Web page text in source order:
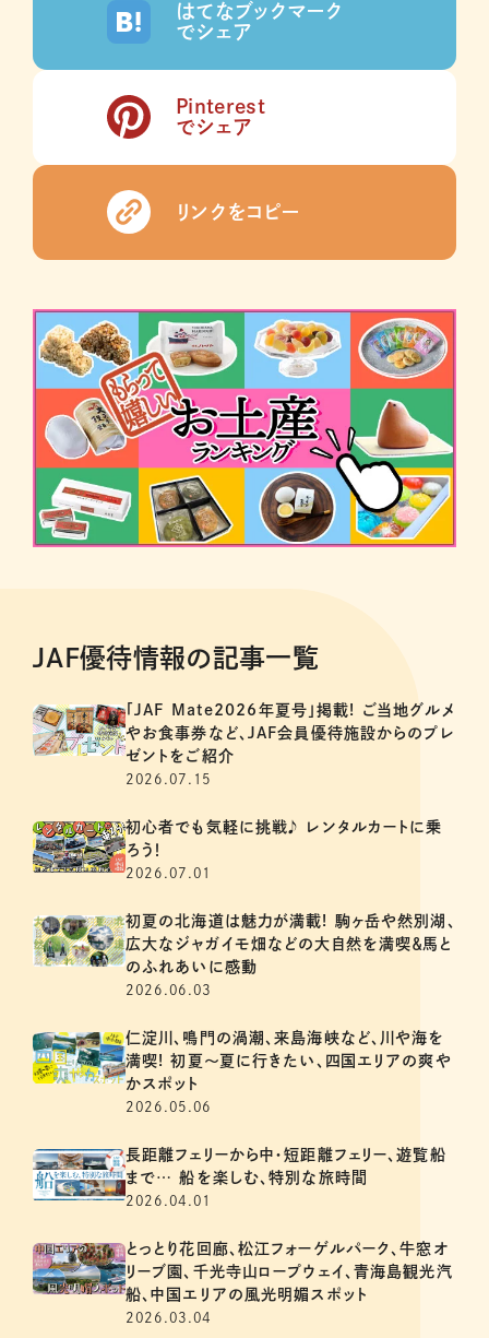
はてなブックマーク
でシェア
Pinterest
でシェア
リンクをコピー
JAF優待情報の記事一覧
「JAF Mate2026年夏号」掲載! ご当地グルメ
やお食事券など、JAF会員優待施設からのプレ
ゼントをご紹介
2026.07.15
初心者でも気軽に挑戦♪ レンタルカートに乗
ろう！
2026.07.01
初夏の北海道は魅力が満載! 駒ヶ岳や然別湖、
広大なジャガイモ畑などの大自然を満喫＆馬と
のふれあいに感動
2026.06.03
仁淀川、鳴門の渦潮、来島海峡など、川や海を
満喫! 初夏～夏に行きたい、四国エリアの爽や
かスポット
2026.05.06
長距離フェリーから中・短距離フェリー、遊覧船
まで… 船を楽しむ、特別な旅時間
2026.04.01
とっとり花回廊、松江フォーゲルパーク、牛窓オ
リーブ園、千光寺山ロープウェイ、青海島観光汽
船、中国エリアの風光明媚スポット
2026.03.04